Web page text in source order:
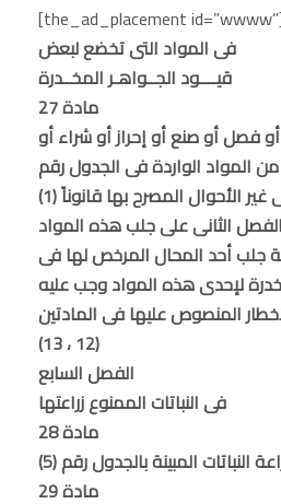
[the_ad_placement
فى المواد التى تخضع لبعض
قيــــود الجــواهـر المخــدرة
مادة 27
أو فصل أو صنع أو إحراز أو شراء أو
المواد الواردة فى الجدول رقم
الثانى على جلب هذه المواد
جلب أحد المحال المرخص لها فى
لإحدى هذه المواد وجب عليه
المنصوص عليها فى المادتين
(12 ، 13)
الفصل السابع
فى النباتات الممنوع زراعتها
مادة 28
مادة 29